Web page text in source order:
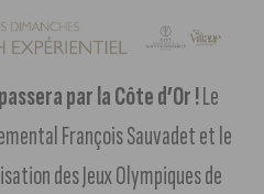
par la Côte d’Or !Le
François Sauvadet et le
des Jeux Olympiques de